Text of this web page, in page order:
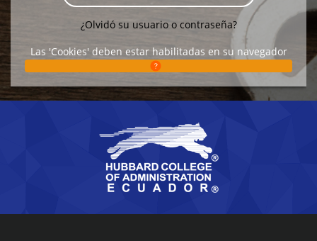
¿Olvidó su usuario o contraseña?
Las 'Cookies' deben estar habilitadas en su navegador